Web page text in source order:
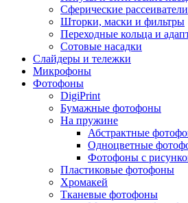
Сферические рассеиватели
Шторки, маски и фильтры
Переходные кольца и
Сотовые насадки
Слайдеры и тележки
Микрофоны
Фотофоны
DigiPrint
Бумажные фотофоны
На пружине
Абстрактные
Одноцветные
Фотофоны с
Пластиковые фотофоны
Хромакей
Тканевые фотофоны